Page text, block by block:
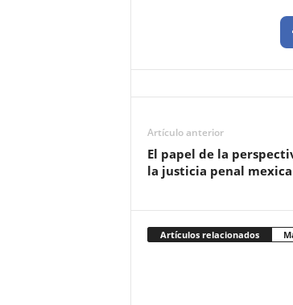
Artículo anterior
El papel de la
la justicia penal
Artículos relacionados